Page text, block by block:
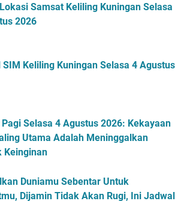
Samsat Keliling Kuningan Selasa
2026
Keliling Kuningan Selasa 4 Agustus
Pagi Selasa 4 Agustus 2026: Kekayaan
Utama Adalah Meninggalkan
Keinginan
Duniamu Sebentar Untuk
Dijamin Tidak Akan Rugi, Ini Jadwal